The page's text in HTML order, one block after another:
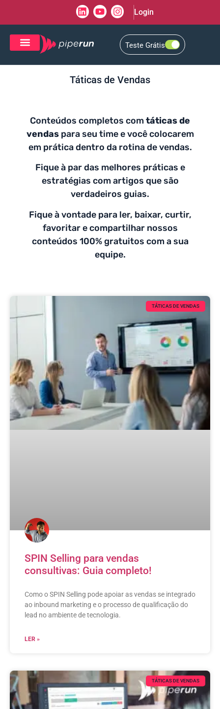
Login
Teste Grátis
Táticas de Vendas
Conteúdos completos comtáticas de
vendaspara seu time e você colocarem
em prática dentro da rotina de vendas.
Fique à par das melhores práticas e
estratégias com artigos que são
verdadeiros guias.
Fique à vontade para ler, baixar, curtir,
favoritar e compartilhar nossos
conteúdos 100% gratuitos com a sua
equipe.
TÁTICAS DE VENDAS
SPIN Selling para vendas
consultivas: Guia completo!
Como o SPIN Selling pode apoiar as vendas se integrado
ao inbound marketing e o processo de qualificação do
lead no ambiente de tecnologia.
LER »
TÁTICAS DE VENDAS